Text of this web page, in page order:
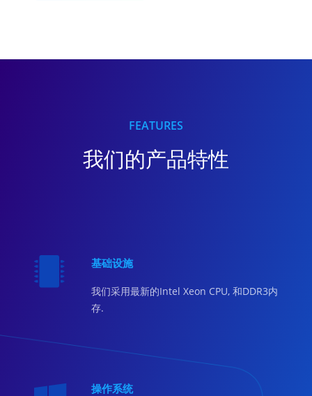
FEATURES
我们的产品特性
基础设施
我们采用最新的Intel Xeon CPU, 和DDR3内
存.
操作系统